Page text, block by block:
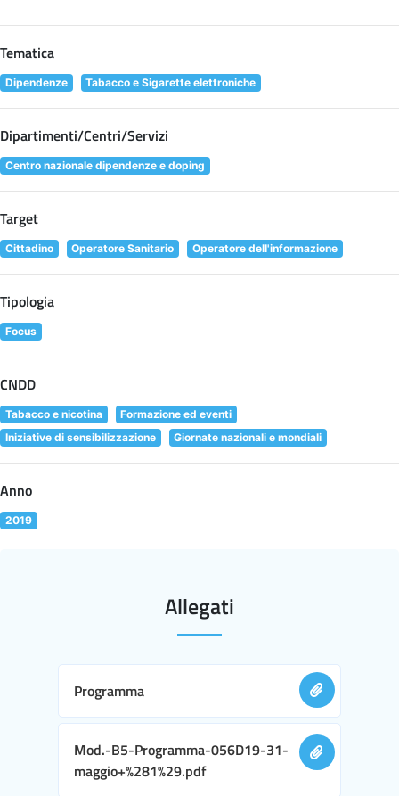
Tematica
Dipendenze Tabacco e Sigarette elettroniche
Dipartimenti/Centri/Servizi
Centro nazionale dipendenze e doping
Target
Cittadino Operatore Sanitario Operatore dell'informazione
Tipologia
Focus
CNDD
Tabacco e nicotina
Formazione ed eventi
Iniziative di sensibilizzazione
Giornate nazionali e mondiali
Anno
2019
Allegati
Programma
Mod.-B5-Programma-056D19-31-
maggio+%281%29.pdf